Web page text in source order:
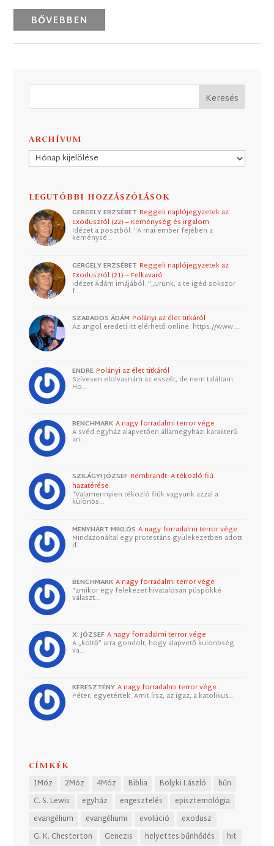
BŐVEBBEN
ARCHÍVUM
Archívum
LEGUTÓBBI HOZZÁSZÓLÁSOK
GERGELY ERZSÉBET Reggeli naplójegyzetek az
Exoduszról (22) – Keménység és irgalom
Idézet a posztból: "A mai ember fejében a
keménysé…
GERGELY ERZSÉBET Reggeli naplójegyzetek az
Exoduszról (21) – Felkavaró
Idézet Ádám imájából: "„Urunk, a te igéd sokszor
f…
SZABADOS ÁDÁM Polányi az élet titkáról
Az angol eredeti itt elérhető online: https://www.…
ENDRE Polányi az élet titkáról
Szívesen elolvasnám az esszét, de nem találtam.
Ho…
BENCHMARK A nagy forradalmi terror vége
A svéd egyház alapvetően államegyházi karakterű
an…
SZILÁGYI JÓZSEF Rembrandt: A tékozló fiú
hazatérése
"Valamennyien tékozló fiúk vagyunk azzal a
különbs…
MENYHÁRT MIKLÓS A nagy forradalmi terror vége
Mindazonáltal egy protestáns gyülekezetben adott
d…
BENCHMARK A nagy forradalmi terror vége
"amikor egy felekezet hivatalosan püspökké
választ…
X. JÓZSEF A nagy forradalmi terror vége
A „költő” arra gondolt, hogy alapvető különbség
va…
KERESZTÉNY A nagy forradalmi terror vége
Péter, egyetértek. Amit írsz, az igaz, a katolikus…
CÍMKÉK
1Móz 2Móz 4Móz Biblia Bolyki László
bűn
C. S. Lewis
egyház engesztelés
episztemológia
evangélium
evangéliumi evolúció
exodusz
G. K. Chesterton
Genezis helyettes bűnhődés hit